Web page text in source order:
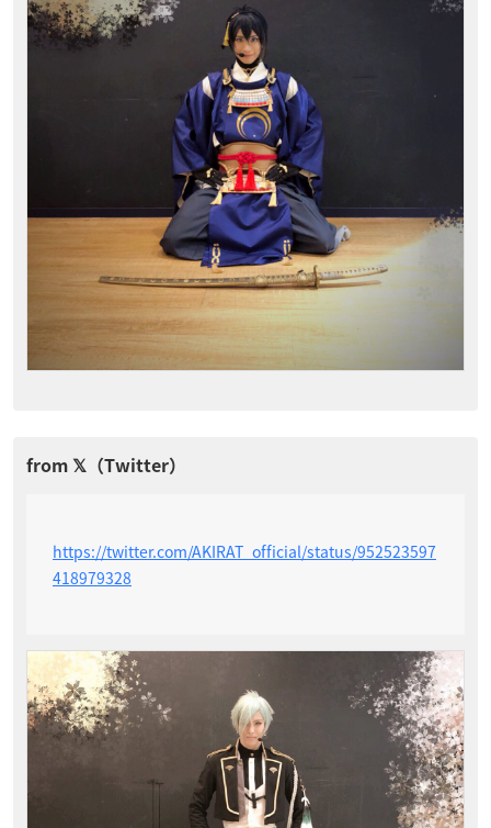
https://twitter.com/AKIRAT_official/status/952523597
418979328